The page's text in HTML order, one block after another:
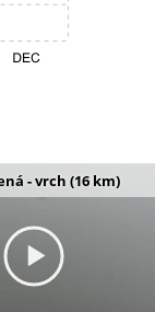
- vrch (16 km)